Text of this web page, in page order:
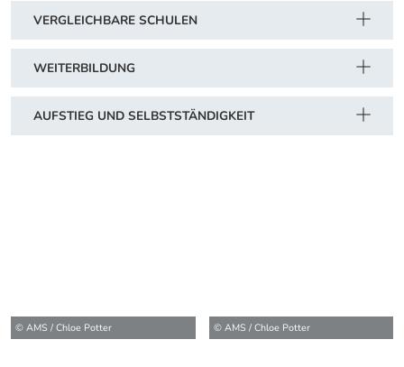
VERGLEICHBARE SCHULEN
WEITERBILDUNG
AUFSTIEG UND SELBSTSTÄNDIGKEIT
© AMS / Chloe Potter © AMS / Chloe Potter